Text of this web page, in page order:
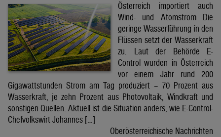
Österreich importiert auch
Wind- und Atomstrom Die
geringe Wasserführung in den
Flüssen setzt der Wasserkraft
zu. Laut der Behörde E-
Control wurden in Österreich
vor einem Jahr rund 200
Gigawattstunden Strom am Tag produziert – 70 Prozent aus
Wasserkraft, je zehn Prozent aus Photovoltaik, Windkraft und
sonstigen Quellen. Aktuell ist die Situation anders, wie E-Control-
Chefvolkswirt Johannes […]
Oberösterreichische Nachrichten